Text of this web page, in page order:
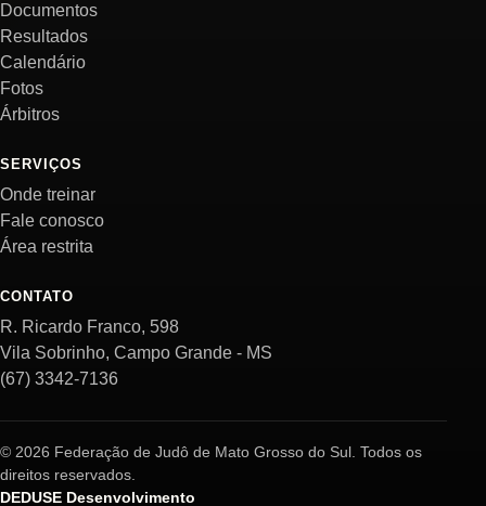
Documentos
Resultados
Calendário
Fotos
Árbitros
SERVIÇOS
Onde treinar
Fale conosco
Área restrita
CONTATO
R. Ricardo Franco, 598
Vila Sobrinho, Campo Grande - MS
(67) 3342-7136
© 2026 Federação de Judô de Mato Grosso do Sul. Todos os
direitos reservados.
DEDUSE Desenvolvimento